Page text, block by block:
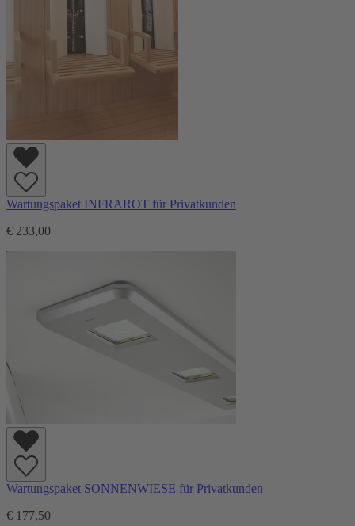
Wartungspaket INFRAROT für Privatkunden
€ 233,00
Wartungspaket SONNENWIESE für Privatkunden
€ 177,50